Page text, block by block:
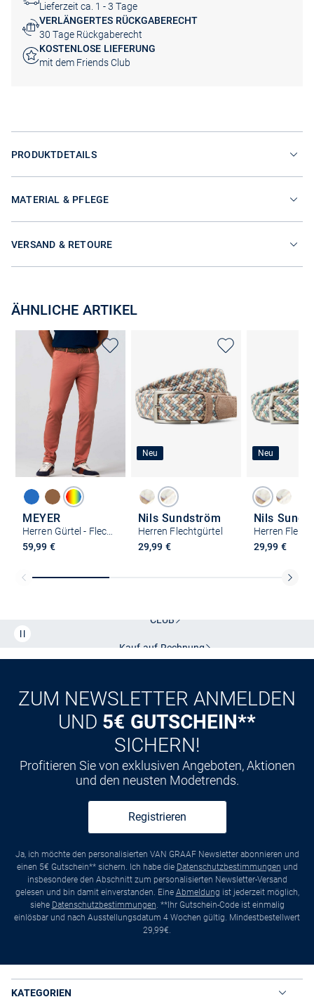
Lieferzeit ca. 1 - 3 Tage
VERLÄNGERTES RÜCKGABERECHT
30 Tage Rückgaberecht
KOSTENLOSE LIEFERUNG
mit dem Friends Club
PRODUKTDETAILS
MATERIAL & PFLEGE
VERSAND & RETOURE
ÄHNLICHE ARTIKEL
MEYER
59,99 €
Neu
Nils Sundström
Herren Flechtgürtel
29,99 €
Neu
Nils
Herren
29,99 €
CLUB
Kauf auf Rechnung
ZUM NEWSLETTER ANMELDEN
UND 5€ GUTSCHEIN**
SICHERN!
Profitieren Sie von exklusiven Angeboten, Aktionen
und den neusten Modetrends.
Registrieren
Ja, ich möchte den personalisierten VAN GRAAF Newsletter abonnieren und
einen 5€ Gutschein** sichern. Ich habe die Datenschutzbestimmungen und
insbesondere den Abschnitt zum personalisierten Newsletter-Versand
gelesen und bin damit einverstanden. Eine Abmeldung ist jederzeit möglich,
siehe Datenschutzbestimmungen . **Ihr Gutschein-Code ist einmalig
einlösbar und nach Ausstellungsdatum 4 Wochen gültig. Mindestbestellwert
29,99€.
KATEGORIEN